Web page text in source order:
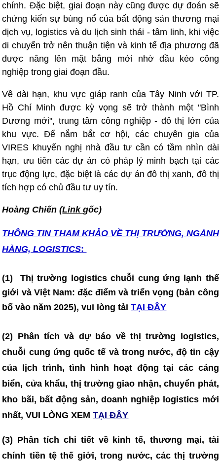
chính. Đặc biệt, giai đoạn này cũng được dự đoán sẽ
chứng kiến sự bùng nổ của bất động sản thương mại
dịch vụ, logistics và du lịch sinh thái - tâm linh, khi việc
di chuyển trở nên thuận tiện và kinh tế địa phương đã
được nâng lên mặt bằng mới nhờ đầu kéo công
nghiệp trong giai đoạn đầu.
Về dài hạn, khu vực giáp ranh của Tây Ninh với TP.
Hồ Chí Minh được kỳ vọng sẽ trở thành một "Bình
Dương mới", trung tâm công nghiệp - đô thị lớn của
khu vực. Để nắm bắt cơ hội, các chuyên gia của
VIRES khuyến nghị nhà đầu tư cần có tầm nhìn dài
hạn, ưu tiên các dự án có pháp lý minh bạch tại các
trục động lực, đặc biệt là các dự án đô thị xanh, đô thị
tích hợp có chủ đầu tư uy tín.
Hoàng Chiến (Linkgốc)
THÔNG TIN THAM KHẢO VỀ THỊ TRƯỜNG, NGÀNH
HÀNG, LOGISTICS:
(1)Thị trường logistics chuỗi cung ứng lạnh thế
giới và Việt Nam: đặc điểm và triển vọng (bản công
bố vào năm 2025), vui lòng tảiTẠI ĐÂY
(2) Phân tích và dự báo về thị trường logistics,
chuỗi cung ứng quốc tế và trong nước, độ tin cậy
của lịch trình, tình hình hoạt động tại các cảng
biển, cửa khẩu, thị trường giao nhận, chuyển phát,
kho bãi, bất động sản, doanh nghiệp logistics mới
nhất, VUI LÒNG XEM TẠI ĐÂY
(3) Phân tích chi tiết về kinh tế, thương mại, tài
chính tiền tệ thế giới, trong nước, các thị trường